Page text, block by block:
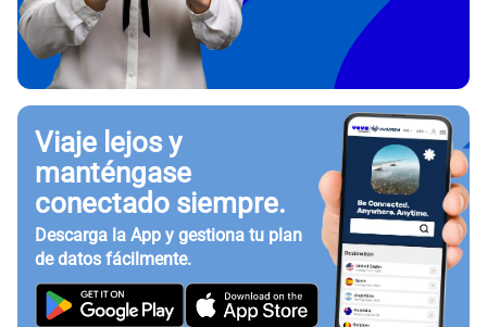
Viaje lejos y
manténgase
conectado siempre.
Descarga la App y gestiona tu plan
de datos fácilmente.